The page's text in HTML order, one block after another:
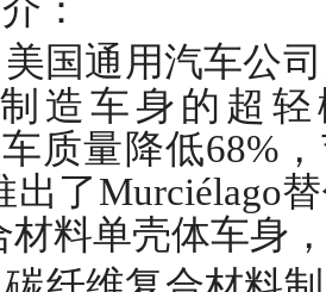
：
美国通用汽车公
造车身的超
质量降低68%
出了Murciélago
料单壳体车身